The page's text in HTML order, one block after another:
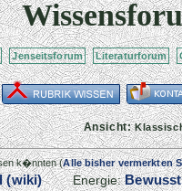
Jenseitsforum Literaturforum
Ansicht:
k�nnten (Alle bisher vermerkten
(wiki) Energie: